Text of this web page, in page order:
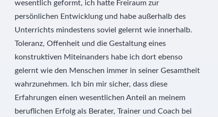
wesentlich geformt, ich hatte Freiraum zur
persönlichen Entwicklung und habe außerhalb des
Unterrichts mindestens soviel gelernt wie innerhalb.
Toleranz, Offenheit und die Gestaltung eines
konstruktiven Miteinanders habe ich dort ebenso
gelernt wie den Menschen immer in seiner Gesamtheit
wahrzunehmen. Ich bin mir sicher, dass diese
Erfahrungen einen wesentlichen Anteil an meinem
beruflichen Erfolg als Berater, Trainer und Coach bei